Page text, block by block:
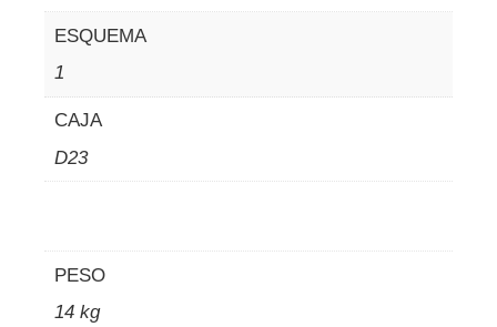
ESQUEMA
1
CAJA
D23
PESO
14 kg